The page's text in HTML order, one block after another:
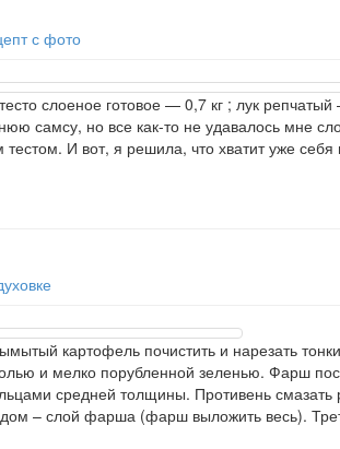
с фото
слоеное готовое — 0,7 кг ; лук
самсу, но все как-то не удавалось мне
И вот, я решила, что хватит уже
картофель почистить и нарезать
и мелко порубленной зеленью. Фарш
средней толщины. Противень
– слой фарша (фарш выложить весь).